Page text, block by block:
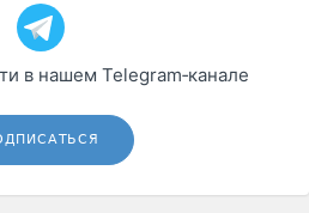
в нашем Telegram‑канале